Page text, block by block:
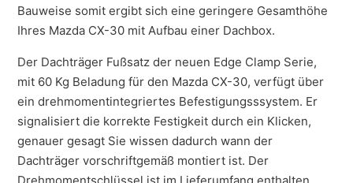
Bauweise somit ergibt sich eine geringere Gesamthöhe
Ihres Mazda CX-30 mit Aufbau einer Dachbox.
Der Dachträger Fußsatz der neuen Edge Clamp Serie,
mit 60 Kg Beladung für den Mazda CX-30, verfügt über
ein drehmomentintegriertes Befestigungsssystem. Er
signalisiert die korrekte Festigkeit durch ein Klicken,
genauer gesagt Sie wissen dadurch wann der
Dachträger vorschriftgemäß montiert ist. Der